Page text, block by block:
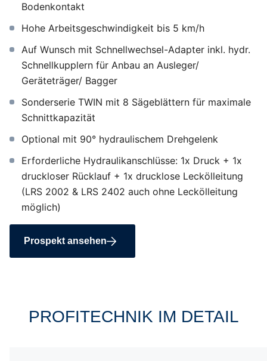
Bodenkontakt
Hohe Arbeitsgeschwindigkeit bis 5 km/h
Auf Wunsch mit Schnellwechsel-Adapter inkl. hydr.
Schnellkupplern für Anbau an Ausleger/
Geräteträger/ Bagger
Sonderserie TWIN mit 8 Sägeblättern für maximale
Schnittkapazität
Optional mit 90° hydraulischem Drehgelenk
Erforderliche Hydraulikanschlüsse: 1x Druck + 1x
druckloser Rücklauf + 1x drucklose Leckölleitung
(LRS 2002 & LRS 2402 auch ohne Leckölleitung
möglich)
Prospekt ansehen
PROFITECHNIK IM DETAIL